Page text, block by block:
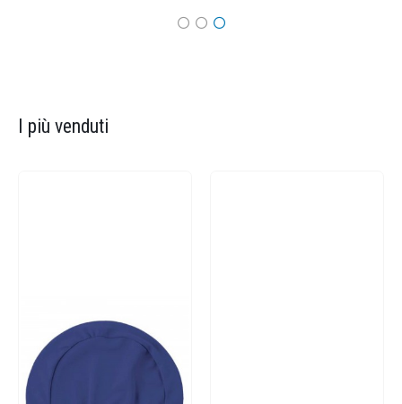
I più venduti